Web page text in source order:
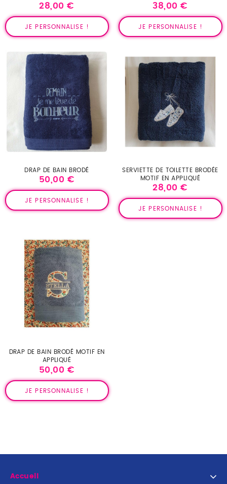
Prix
28,00 €
JE PERSONNALISE !
Prix
38,00 €
JE PERSONNALISE !
DRAP DE BAIN BRODÉ
Prix
50,00 €
JE PERSONNALISE !
SERVIETTE DE TOILETTE BRODÉE
MOTIF EN APPLIQUÉ
Prix
28,00 €
JE PERSONNALISE !
DRAP DE BAIN BRODÉ MOTIF EN
APPLIQUÉ
Prix
50,00 €
JE PERSONNALISE !
Accueil